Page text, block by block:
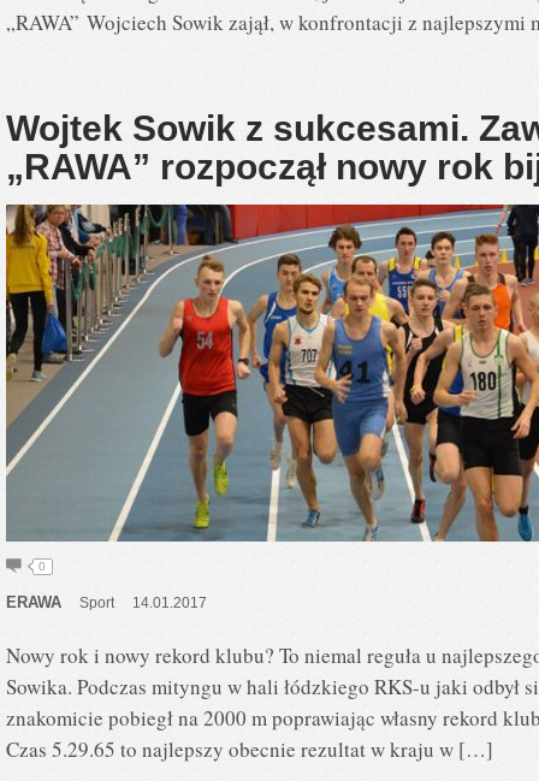
„RAWA” Wojciech Sowik zajął, w konfrontacji z
Wojtek Sowik z sukcesami.
„RAWA” rozpoczął nowy rok
0
ERAWA Sport 14.01.2017
Nowy rok i nowy rekord klubu? To niemal reguła u
Sowika. Podczas mityngu w hali łódzkiego RKS-u jaki odbył
znakomicie pobiegł na 2000 m poprawiając własny rekord
Czas 5.29.65 to najlepszy obecnie rezultat w kraju w […]